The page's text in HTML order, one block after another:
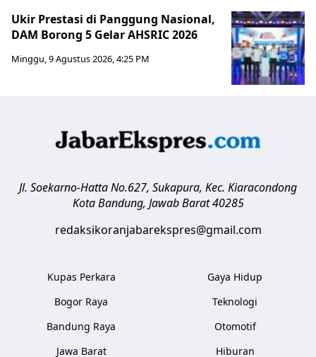
Ukir Prestasi di Panggung Nasional,
DAM Borong 5 Gelar AHSRIC 2026
Minggu, 9 Agustus 2026, 4:25 PM
Jl. Soekarno-Hatta No.627, Sukapura, Kec. Kiaracondong
Kota Bandung, Jawab Barat 40285
redaksikoranjabarekspres@gmail.com
Kupas Perkara
Bogor Raya
Bandung Raya
Jawa Barat
Gaya Hidup
Teknologi
Otomotif
Hiburan